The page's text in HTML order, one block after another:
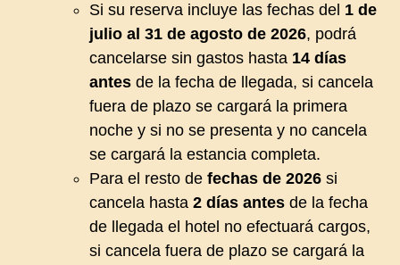
Si su reserva incluye las fechas del 1 de
julio al 31 de agosto de 2026, podrá
cancelarse sin gastos hasta 14 días
antes de la fecha de llegada, si cancela
fuera de plazo se cargará la primera
noche y si no se presenta y no cancela
se cargará la estancia completa.
Para el resto de fechas de 2026 si
cancela hasta 2 días antes de la fecha
de llegada el hotel no efectuará cargos,
si cancela fuera de plazo se cargará la